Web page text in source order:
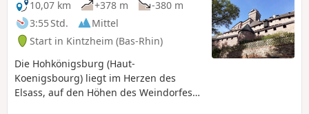
10,07 km
+378 m
-380 m
3:55 Std.
Mittel
Start in Kintzheim (Bas-Rhin)
Die Hohkönigsburg (Haut-
Koenigsbourg) liegt im Herzen des
Elsass, auf den Höhen des Weindorfes